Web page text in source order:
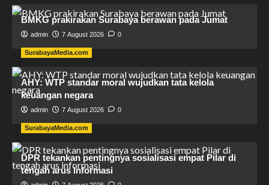
BMKG prakirakan Surabaya berawan pada Jumat
admin 7 August 2026 0
SurabayaMedia.com
AHY: WTP standar moral wujudkan tata kelola
keuangan negara
admin 7 August 2026 0
SurabayaMedia.com
DPR tekankan pentingnya sosialisasi empat Pilar di
tengah arus informasi